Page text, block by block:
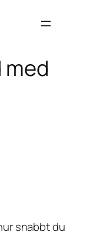
med
snabbt du